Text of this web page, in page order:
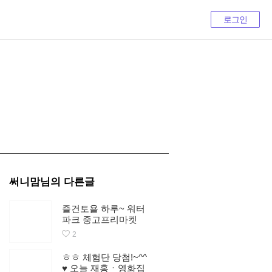
로그인
써니맘님의 다른글
즐건토욜 하루~ 워터
파크 중고프리마켓
구경하고 1차는 대패
게 냠냠 2차는 울집에
서 옛날통닭 3마리를
2
ㅎㅎ 체험단 당첨!~^^
♥ 오늘 재홍ㆍ영화집